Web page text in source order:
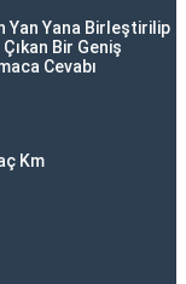
Yan Yana Birleştirilip
Bir Geniş
Cevabı
Km